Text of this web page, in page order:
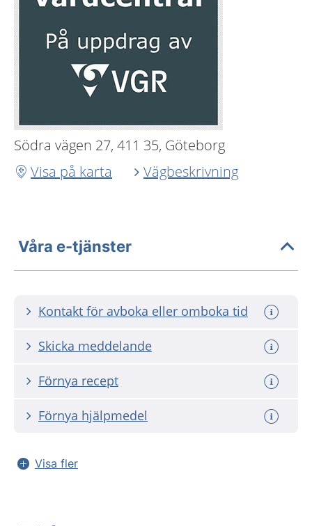
Södra vägen 27, 411 35, Göteborg
Visa på karta
Vägbeskrivning
Våra e-tjänster
Kontakt för avboka eller omboka tid
Skicka meddelande
Förnya recept
Förnya hjälpmedel
Visa fler